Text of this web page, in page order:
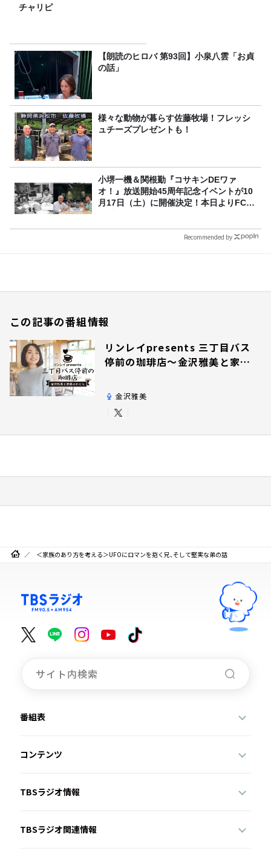
チャリピ
【朗読のヒロバ 第93回】小泉八雲「お貞
の話」
様々な動物が暮らす佐藤牧場！フレッシ
ュチーズプレゼントも！
小堺一機＆関根勤『コサキンDEワァ
オ！』放送開始45周年記念イベントが10
月17日（土）に開催決定！本日よりFC先
Recommended by
この記事の番組情報
リンレイpresents 三丁目バス
停前の珈琲店～金沢雅美と家族
金沢雅美
＜家族のあり方を考える＞UFOにロマンを抱く兄、そして堅実な弟の話
番組表
コンテンツ
TBSラジオ情報
TBSラジオ関連情報